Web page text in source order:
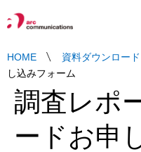
HOME 資料ダウンロード
し込みフォーム
調査レポ
ードお申
Language